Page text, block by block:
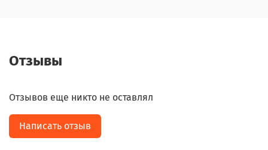
Отзывы
Отзывов еще никто не оставлял
Написать отзыв